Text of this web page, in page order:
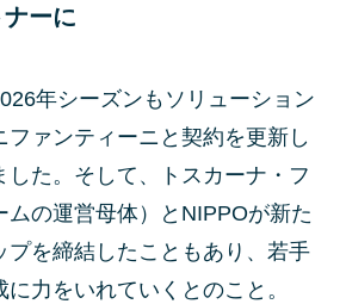
ーに
年シーズンもソリューション
ファンティーニと契約を更新し
した。そして、トスカーナ・フ
ムの運営母体）とNIPPOが新た
プを締結したこともあり、若手
に力をいれていくとのこと。